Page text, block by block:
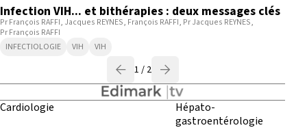
Infection VIH... et bithérapies : deux messages clés
Pr François RAFFI Jacques REYNES François RAFFI Pr Jacques REYNES
Pr François RAFFI
INFECTIOLOGIE
VIH VIH
1 / 2
Cardiologie
Hépato-
gastroentérologie